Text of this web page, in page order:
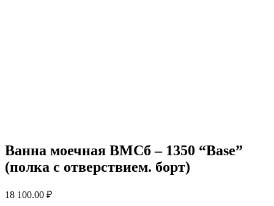
Ванна моечная ВМСб – 1350 “Base”
(полка с отверствием. борт)
18 100.00 ₽